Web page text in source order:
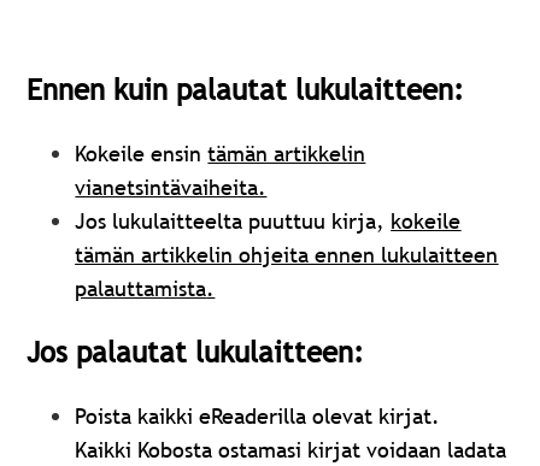
Ennen kuin palautat lukulaitteen:
Kokeile ensintämän artikkelin
vianetsintävaiheita.
Jos lukulaitteelta puuttuu kirja, kokeile
tämän artikkelin ohjeita ennen lukulaitteen
palauttamista.
Jos palautat lukulaitteen:
Poista kaikki eReaderilla olevat kirjat.
Kaikki Kobosta ostamasi kirjat voidaan ladata